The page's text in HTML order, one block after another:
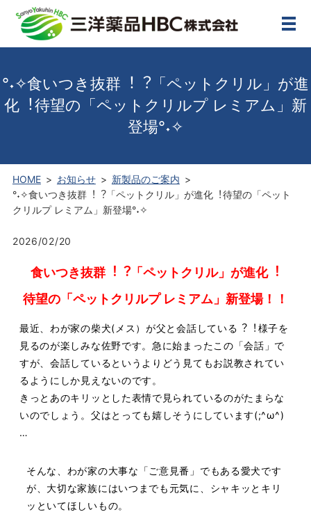
メ
°˖✧⾷いつき抜群︕︖「ペットクリル」が進
化︕待望の「ペットクリルプ レミアム」新
登場°˖✧
HOME お知らせ
新製品のご案内
°˖✧⾷いつき抜群︕︖「ペットクリル」が進化︕待望の「ペット
クリルプ レミアム」新登場°˖✧
2026/02/20
⾷いつき抜群︕︖「ペットクリル」が進化︕
待望の「ペットクリルプ レミアム」新登場！！
最近、わが家の柴⽝(メス）が⽗と会話している︖︕様⼦を
⾒るのが楽しみな佐野です。急に始まったこの「会話」で
すが、会話しているというよりどう⾒てもお説教されてい
る ようにしか⾒えないのです。
きっとあのキリッとした表情で⾒られているのがたまらな
いのでしょう。 ⽗はとっても嬉しそうにしています(;^ω^)
…
そんな、わが家の⼤事な「ご意⾒番」でもある愛⽝です
が、⼤切な家族にはいつまでも元気に、シャキッとキリ
ッといてほしいもの。